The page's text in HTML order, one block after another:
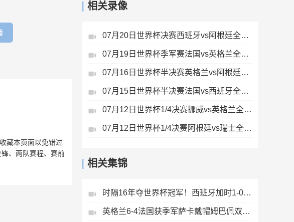
藏本页面以免错过
、两队赛程、赛前
相关录像
07月20日世界杯决赛西班牙vs阿根廷全场录像
07月19日世界杯季军赛法国vs英格兰全场录像
07月16日世界杯半决赛英格兰vs阿根廷全场录像
07月15日世界杯半决赛法国vs西班牙全场录像
07月12日世界杯1/4决赛挪威vs英格兰全场录像
07月12日世界杯1/4决赛阿根廷vs瑞士全场录像
相关集锦
时隔16年夺世界杯冠军！西班牙加时1-0阿根廷费兰制胜恩佐染红
英格兰6-4法国获季军萨卡戴帽姆巴佩双响创纪录奥利塞2助+失良机